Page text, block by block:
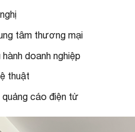
tâm thương mại
doanh nghiệp
thuật
cáo điện tử